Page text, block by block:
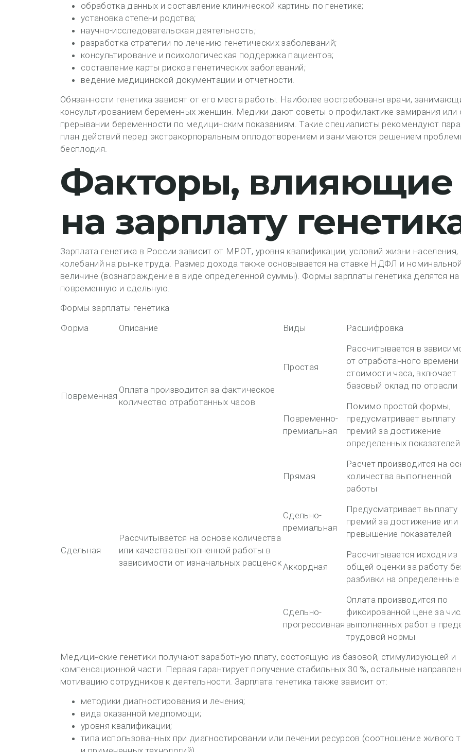
обработка данных и составление клинической картины по генетике;
установка степени родства;
научно-исследовательская деятельность;
разработка стратегии по лечению генетических заболеваний;
консультирование и психологическая поддержка пациентов;
составление карты рисков генетических заболеваний;
ведение медицинской документации и отчетности.
Обязанности генетика зависят от его места работы. Наиболее востребованы врачи,
консультированием беременных женщин. Медики дают советы о профилактике замирания или
прерывании беременности по медицинским показаниям. Такие специалисты рекомендуют
план действий перед экстракорпоральным оплодотворением и занимаются решением
бесплодия.
Факторы, влияющие
на зарплату
Зарплата генетика в России зависит от МРОТ, уровня квалификации, условий жизни населения,
колебаний на рынке труда. Размер дохода также основывается на ставке НДФЛ и номинальной
величине (вознаграждение в виде определенной суммы). Формы зарплаты генетика делятся на
повременную и сдельную.
Формы зарплаты генетика
Форма
Описание Виды Расшифровка
Повременная
Оплата производится за фактическое
количество отработанных часов
Простая
Рассчитывается в
от отработанного времени
стоимости часа, включает
базовый оклад по отрасли
Повременно-
премиальная
Помимо простой формы,
предусматривает выплату
премий за достижение
определенных показателей
Сдельная
Рассчитывается на основе количества
или качества выполненной работы в
зависимости от изначальных расценок
Прямая
Расчет производится на
количества выполненной
работы
Сдельно-
премиальная
Предусматривает выплату
премий за достижение или
превышение показателей
Аккордная
Рассчитывается исходя из
общей оценки за работу
разбивки на
Сдельно-
прогрессивная
Оплата производится по
фиксированной цене за
выполненных работ в
трудовой нормы
Медицинские генетики получают заработную плату, состоящую из базовой, стимулирующей и
компенсационной части. Первая гарантирует получение стабильных 30 %, остальные
мотивацию сотрудников к деятельности. Зарплата генетика также зависит от:
методики диагностирования и лечения;
вида оказанной медпомощи;
уровня квалификации;
типа использованных при диагностировании или лечении ресурсов (соотношение живого